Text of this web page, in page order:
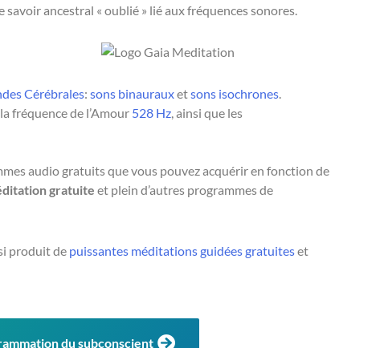
ancestral « oublié » lié aux fréquences sonores.
Cérébrales: sons binaurauxetsons isochrones.
fréquence de l’Amour 528 Hz, ainsi que les
audio gratuits que vous pouvez acquérir en fonction de
gratuite et plein d’autres programmes de
produit de puissantes méditations guidées gratuiteset
du subconscient